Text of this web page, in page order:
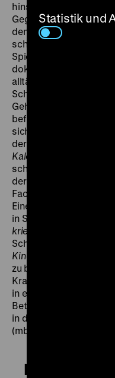
hinsichtlich ihrer
Gegenstücke
dem Gesetz
scheinbar
Spielfilmhandlung
dokumentarischer
alltäglichen Attitüden
Gehwegen und
befragt, die bereits
sich weiter
der Gefährlichkeit
Kalender einer Ehe
scheinbar nur
der Straße getroffenen
Fachleute.
Einer dieser Fachleute,
in Sybille
kriegen?
Kinder kriegen?
zu blicken. Zwischen
Krankenhausflur und
in einer Collage
Betroffenen, die ihre
in der Gesellschaft
(mbh)
Kinder
Statistik und